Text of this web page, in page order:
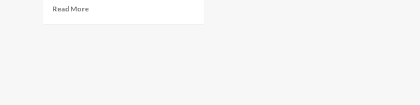
Read More